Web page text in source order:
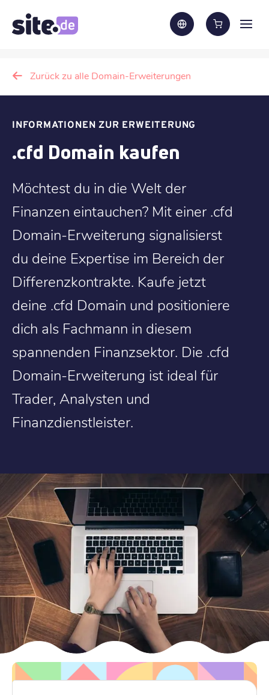
Zurück zu alle Domain-Erweiterungen
INFORMATIONEN ZUR ERWEITERUNG
.cfd Domain kaufen
Möchtest du in die Welt der
Finanzen eintauchen? Mit einer .cfd
Domain-Erweiterung signalisierst
du deine Expertise im Bereich der
Differenzkontrakte. Kaufe jetzt
deine .cfd Domain und positioniere
dich als Fachmann in diesem
spannenden Finanzsektor. Die .cfd
Domain-Erweiterung ist ideal für
Trader, Analysten und
Finanzdienstleister.